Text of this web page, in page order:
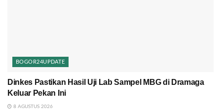
BOGOR24UPDATE
Dinkes Pastikan Hasil Uji Lab Sampel MBG di Dramaga
Keluar Pekan Ini
8 AGUSTUS 2026